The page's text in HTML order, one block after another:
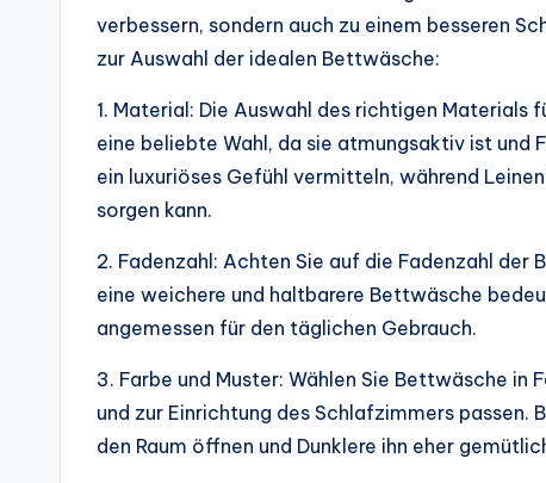
verbessern, sondern auch zu einem besseren
zur Auswahl der idealen Bettwäsche:
1. Material: Die Auswahl des richtigen
eine beliebte Wahl, da sie atmungsaktiv ist
ein luxuriöses Gefühl vermitteln, während
sorgen kann.
2. Fadenzahl: Achten Sie auf die Fadenzahl der
eine weichere und haltbarere Bettwäsche
angemessen für den täglichen Gebrauch.
3. Farbe und Muster: Wählen Sie Bettwäsche in
und zur Einrichtung des Schlafzimmers passen.
den Raum öffnen und Dunklere ihn eher